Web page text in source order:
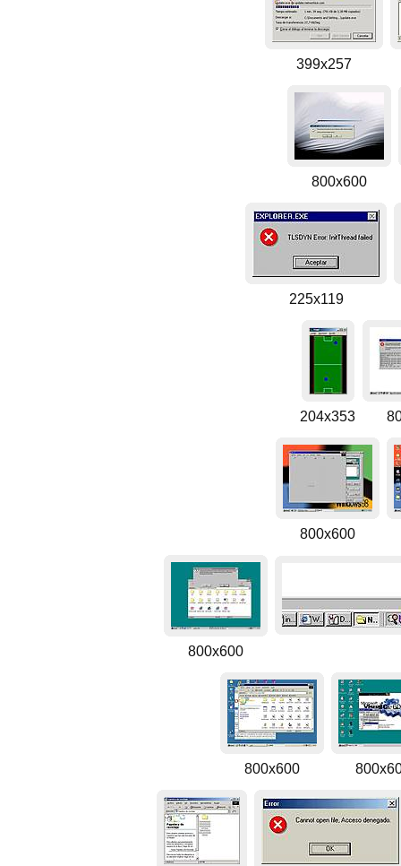
399x257
800x600
225x119
204x353
800x600
800x600
800x600